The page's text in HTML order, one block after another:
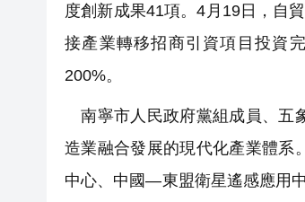
度創新成果41項。4月19日，自
接產業轉移招商引資項目投資
200%。
南寧市人民政府黨組成員、五
造業融合發展的現代化產業體系
中心、中國—東盟衛星遙感應用